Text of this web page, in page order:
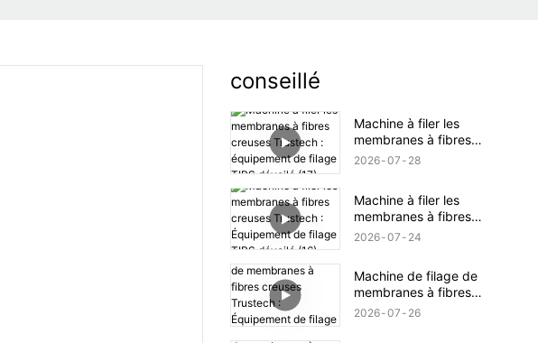
conseillé
Machine à filer les
membranes à fibres
creuses Trustech :
2026 07 28
Machine à filer les
membranes à fibres
creuses Trustech :
2026 07 24
Machine de filage de
membranes à fibres
creuses Trustech :
2026 07 26